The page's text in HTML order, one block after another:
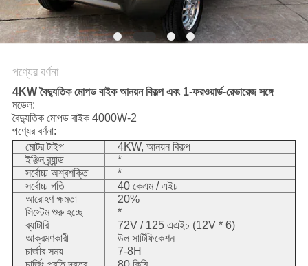
পণ্যের বর্ণনা
4KW বৈদ্যুতিক মোপড বাইক আনয়ন বিকল্প এবং 1-ফরওয়ার্ড-রেভারেজ সঙ্গে
মডেল:
বৈদ্যুতিক মোপড বাইক 4000W-2
পণ্যের বর্ণনা:
মোটর টাইপ
4KW, আনয়ন বিকল্প
ইঞ্জিন ব্র্যান্ড
*
সর্বোচ্চ অশ্বশক্তি
*
সর্বোচ্চ গতি
40 কেএম / এইচ
আরোহণ ক্ষমতা
20%
সিস্টেম শুরু হচ্ছে
*
ব্যাটারি
72V / 125 এএইচ (12V * 6)
আক্রমণকারী
উল সার্টিফিকেশন
চার্জার সময়
7-8H